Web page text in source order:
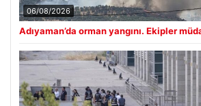
06/08/2026
Adıyaman’da orman yangını. Ekipler